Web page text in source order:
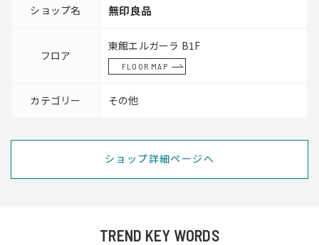
ショップ名 無印良品
フロア
東館エルガーラ B1F
FLOOR MAP
カテゴリー その他
ショップ詳細ページへ
TREND KEY WORDS